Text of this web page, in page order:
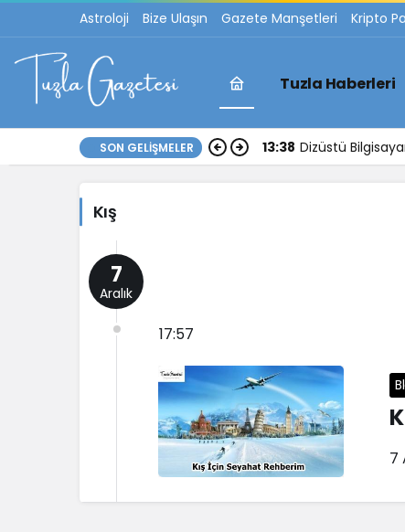
Astroloji Bize Ulaşın Gazete Manşetleri Kripto
Kış
Haberleri
Tuzla Haberleri
SON GELIŞMELER 13:38 Dizüstü
Kış
7
Aralık
17:57
7